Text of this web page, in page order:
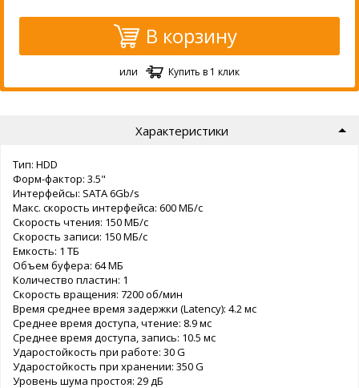
В корзину
или Купить в 1 клик
Характеристики
Тип: HDD
Форм-фактор: 3.5"
Интерфейсы: SATA 6Gb/s
Макс. скорость интерфейса: 600 МБ/с
Скорость чтения: 150 МБ/с
Скорость записи: 150 МБ/с
Емкость: 1 ТБ
Объем буфера: 64 МБ
Количество пластин: 1
Скорость вращения: 7200 об/мин
Время среднее время задержки (Latency): 4.2 мс
Среднее время доступа, чтение: 8.9 мс
Среднее время доступа, запись: 10.5 мс
Ударостойкость при работе: 30 G
Ударостойкость при хранении: 350 G
Уровень шума простоя: 29 дБ